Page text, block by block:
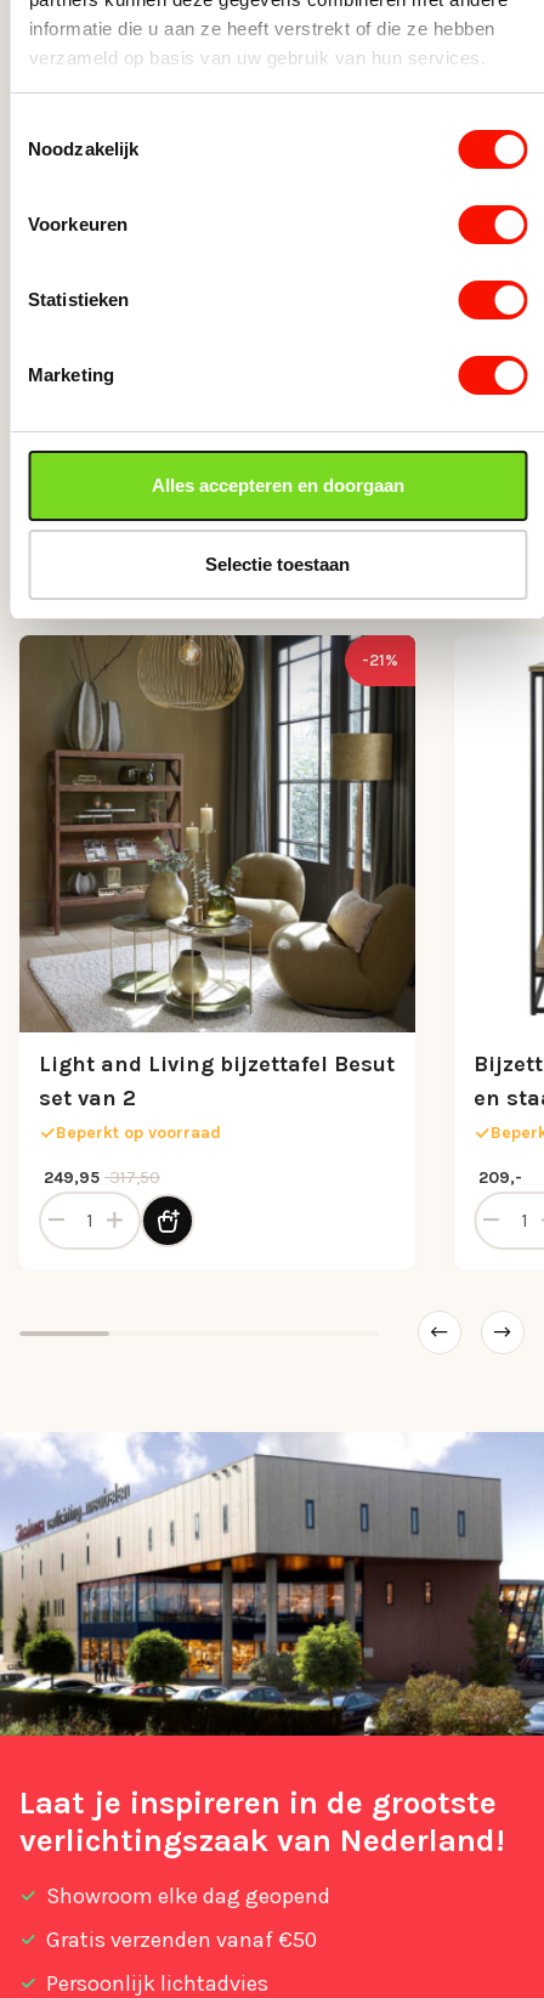
informatie die u aan ze heeft verstrekt of die ze hebben
verzameld op basis van uw gebruik van hun services.
Noodzakelijk
Voorkeuren
Statistieken
Marketing
Alles accepteren en doorgaan
Selectie toestaan
Salontafel Novia in mangohout
Beperkt op voorraad
Salontafel Novia in mangohout bruin maat L aantal
Anderen bekeken ook
-21%
Light and Living bijzettafel Besut
set van 2
Beperkt op voorraad
317,50
Oorspronkelijke prijs was: 317,50.
249,95
Huidige prijs is: 249,95.
Light and Living bijzettafel Besut set van 2 aantal
en
209,-
Laat je inspireren in de grootste
verlichtingszaak van Nederland!
Showroom elke dag geopend
Gratis verzenden vanaf €50
Persoonlijk lichtadvies